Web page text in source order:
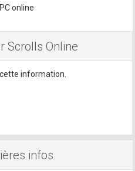
online
Scrolls Online
information.
infos